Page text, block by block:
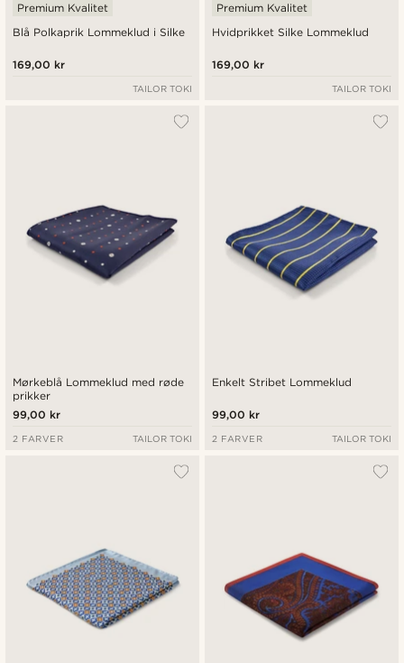
Blå Polkaprik Lommeklud i Silke
Premium Kvalitet
169,00 kr
TAILOR TOKI
Hvidprikket Silke Lommeklud
Premium Kvalitet
169,00 kr
TAILOR TOKI
Mørkeblå Lommeklud med røde
prikker
99,00 kr
2 FARVER TAILOR TOKI
Enkelt Stribet Lommeklud
99,00 kr
2 FARVER TAILOR TOKI